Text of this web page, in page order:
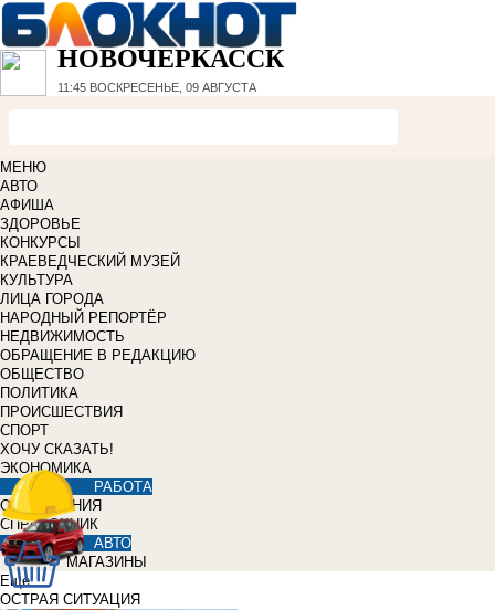
НОВОЧЕРКАССК
11:45 ВОСКРЕСЕНЬЕ, 09 АВГУСТА
МЕНЮ
АВТО
АФИША
ЗДОРОВЬЕ
КОНКУРСЫ
КРАЕВЕДЧЕСКИЙ МУЗЕЙ
КУЛЬТУРА
ЛИЦА ГОРОДА
НАРОДНЫЙ РЕПОРТЁР
НЕДВИЖИМОСТЬ
ОБРАЩЕНИЕ В РЕДАКЦИЮ
ОБЩЕСТВО
ПОЛИТИКА
ПРОИСШЕСТВИЯ
СПОРТ
ХОЧУ СКАЗАТЬ!
ЭКОНОМИКА
РАБОТА
ОБЪЯВЛЕНИЯ
СПРАВОЧНИК
АВТО
МАГАЗИНЫ
Еще
ОСТРАЯ СИТУАЦИЯ